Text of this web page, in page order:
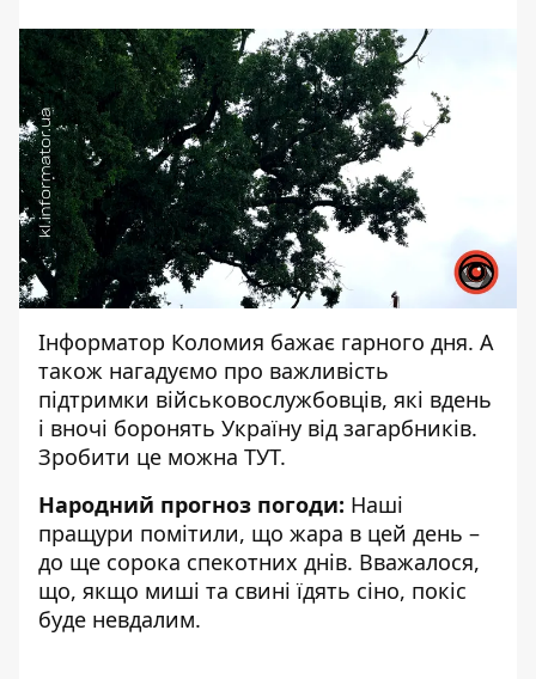
Інформатор Коломия бажає гарного дня. А
також нагадуємо про важливість
підтримки військовослужбовців, які вдень
і вночі боронять Україну від загарбників.
Зробити це можна ТУТ.
Народний прогноз погоди: Наші
пращури помітили, що жара в цей день –
до ще сорока спекотних днів. Вважалося,
що, якщо миші та свині їдять сіно, покіс
буде невдалим.